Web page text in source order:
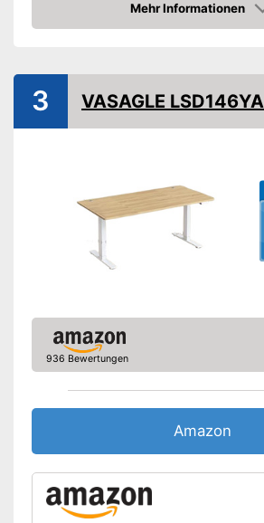
Belastbarkeit maximal
70 kg
-
-
Amazon Lieferzeit
siehe
Mehr Informationen
Amazon
3 VASAGLE
936 Bewertungen
Amazon